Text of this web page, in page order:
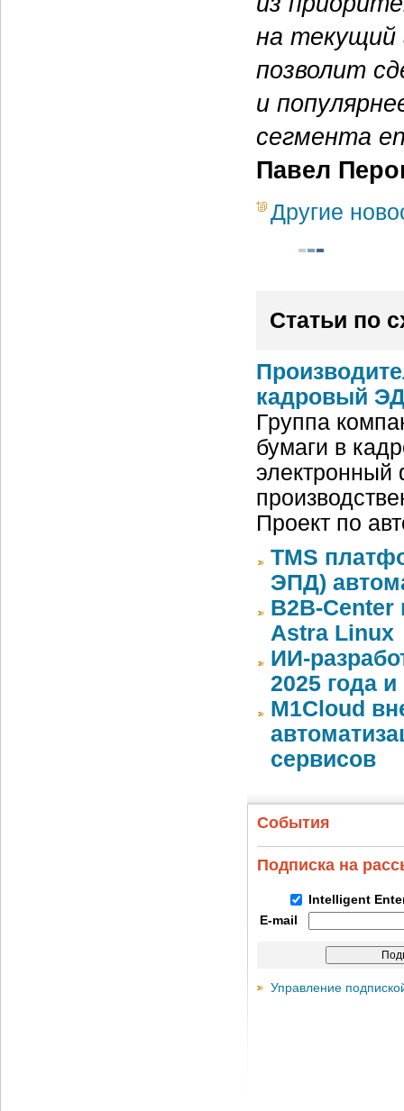
на текущий
позволит
и
сегмента
Павел
Другие
Статьи по
кадровый
Группа
бумаги в
электронный
Проект по
TMS
ЭПД)
B2B-Center
Astra Linux
ИИ-
2025 года
M1Cloud
сервисов
События
Подписка на
Intelligent
E-mail
Управление